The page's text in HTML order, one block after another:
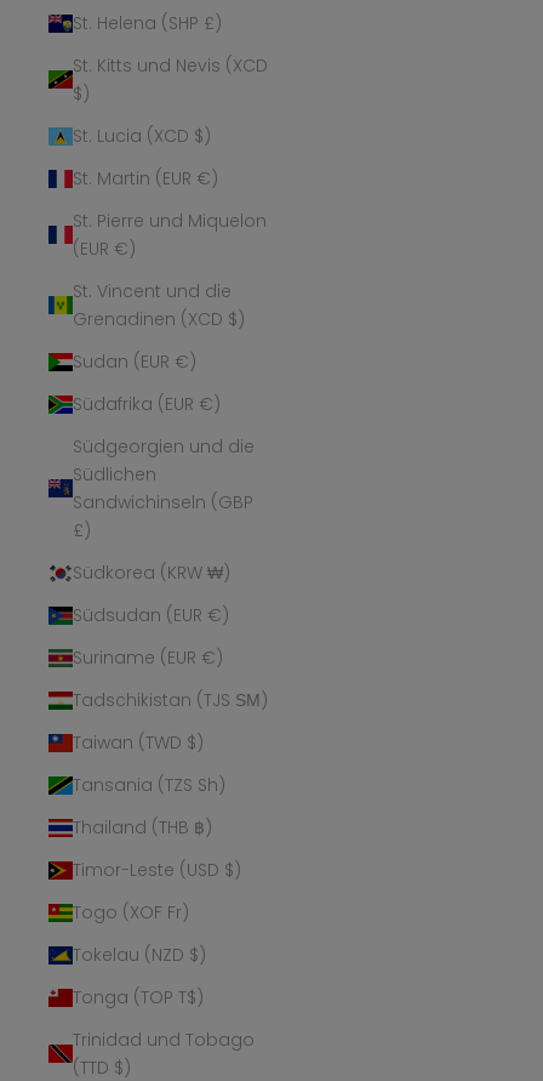
St. Helena (SHP £)
St. Kitts und Nevis (XCD
$)
St. Lucia (XCD $)
St. Martin (EUR €)
St. Pierre und Miquelon
(EUR €)
St. Vincent und die
Grenadinen (XCD $)
Sudan (EUR €)
Südafrika (EUR €)
Südgeorgien und die
Südlichen
Sandwichinseln (GBP
£)
Südkorea (KRW ₩)
Südsudan (EUR €)
Suriname (EUR €)
Tadschikistan (TJS ЅМ)
Taiwan (TWD $)
Tansania (TZS Sh)
Thailand (THB ฿)
Timor-Leste (USD $)
Togo (XOF Fr)
Tokelau (NZD $)
Tonga (TOP T$)
Trinidad und Tobago
(TTD $)